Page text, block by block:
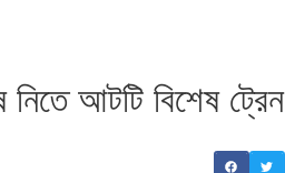
আটটি বিশেষ ট্রেন